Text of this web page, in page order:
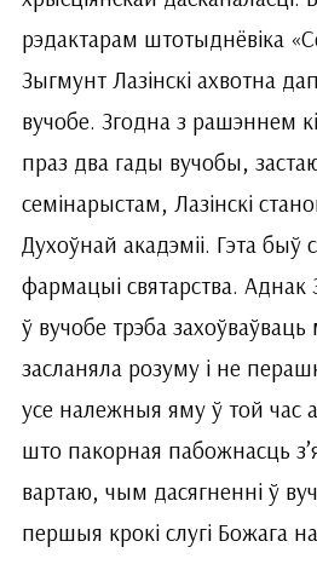
рэдактарам штотыднёвіка
Зыгмунт Лазінскі ахвотна
вучобе. Згодна з рашэннем
праз два гады вучобы,
семінарыстам, Лазінскі
Духоўнай акадэміі. Гэта быў
фармацыі святарства.
ў вучобе трэба
засланяла розуму і не
усе належныя яму ў той час
што пакорная пабожнасць
вартаю, чым дасягненні ў
першыя крокі слугі Божага